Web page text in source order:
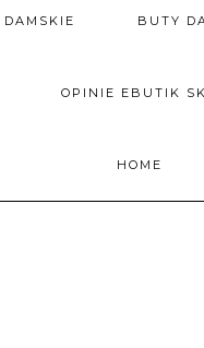
BUTY
OPINIE EBUTIK
HOME